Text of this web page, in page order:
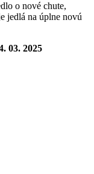
o nové chute,
jedlá na úplne novú
03. 2025